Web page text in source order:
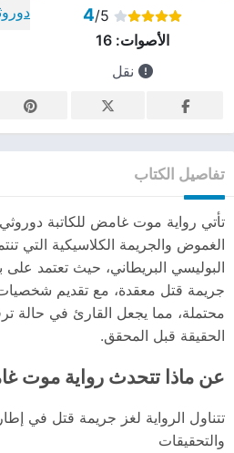
4/5
الأصوات:16
نقل
تفاصيل الكتاب
تأتي رواية موت غامض للكاتبة
الغموض والجريمة الكلاسيكية التي
البوليسي البريطاني، حيث تعتمد
جريمة قتل معقدة، مع تقديم
محتملة، مما يجعل القارئ في
الحقيقة قبل المحقق.
عن ماذا تتحدث رواية موت
تتناول الرواية لغز جريمة قتل في
والتحقيقات